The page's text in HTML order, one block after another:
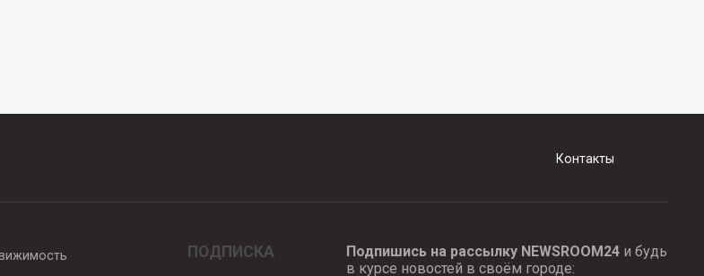
Контакты
ПОДПИСКА Подпишись на рассылку NEWSROOM24и будь
в курсе новостей в своём городе: